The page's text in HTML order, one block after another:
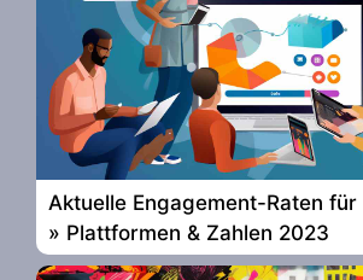
Aktuelle Engagement-Raten für
» Plattformen & Zahlen 2023